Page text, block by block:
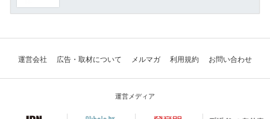
運営会社 広告・取材について メルマガ 利用規約 お問い合わせ
運営メディア